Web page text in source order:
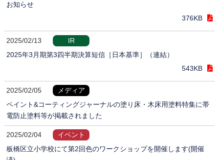
お知らせ
376KB
2025/02/13
IR
2025年3月期第3四半期決算短信［日本基準］（連結）
543KB
2025/02/05
メディア
ペイント&コーティングジャーナルの塗り床・木床用塗料特集に帯
電防止塗料等が掲載されました
2025/02/04
イベント
板橋区立小学校にて第2回色のワークショップを開催します(開催